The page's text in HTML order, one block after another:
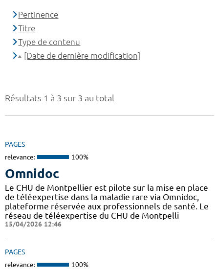
Résultats 1 à 3 sur 3 au total
PAGES
relevance: 100%
Omnidoc
Le CHU de Montpellier est pilote sur la mise en place
de téléexpertise dans la maladie rare via Omnidoc,
plateforme réservée aux professionnels de santé. Le
réseau de téléexpertise du CHU de Montpelli
15/04/2026 12:46
PAGES
relevance: 100%
Pertinence
Titre
Type de contenu
[Date de dernière modification]